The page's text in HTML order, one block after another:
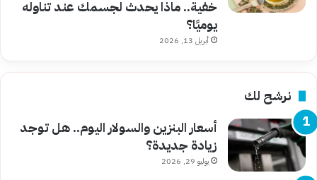
خفية.. ماذا يحدث لجسمك عند تناوله
يوميًا؟
أبريل 13, 2026
نرشح لك
أسعار البنزين والسولار اليوم.. هل توجد
زيادة جديدة؟
يوليو 29, 2026